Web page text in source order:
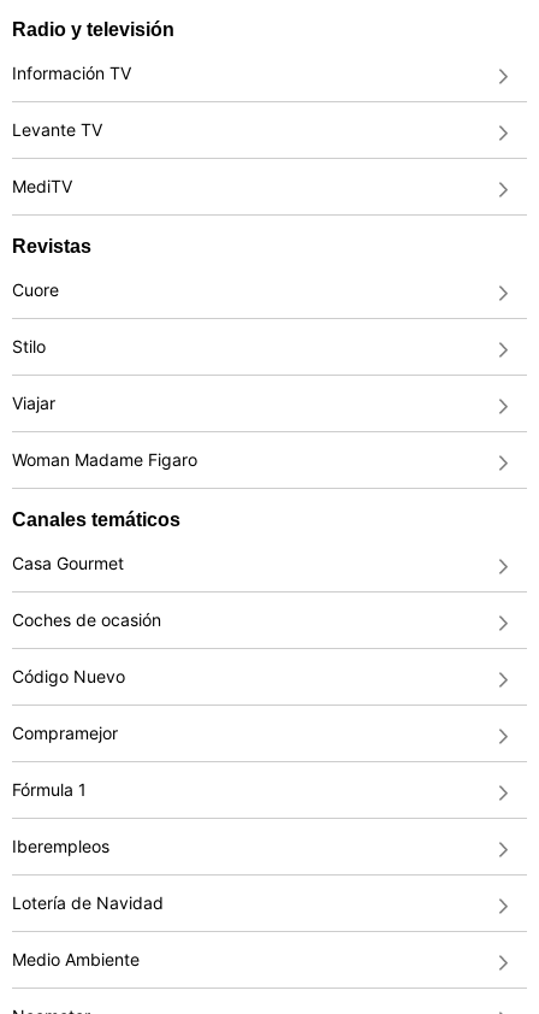
Radio y televisión
Información TV
Levante TV
MediTV
Revistas
Cuore
Stilo
Viajar
Woman Madame Figaro
Canales temáticos
Casa Gourmet
Coches de ocasión
Código Nuevo
Compramejor
Fórmula 1
Iberempleos
Lotería de Navidad
Medio Ambiente